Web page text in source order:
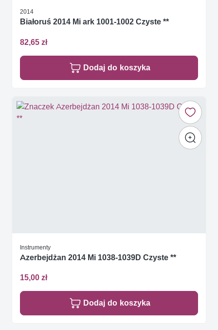
2014
Białoruś 2014 Mi ark 1001-1002 Czyste **
82,65 zł
Dodaj do koszyka
Instrumenty
Azerbejdżan 2014 Mi 1038-1039D Czyste **
15,00 zł
Dodaj do koszyka